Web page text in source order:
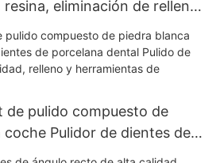
eliminación de rellenos
de pulido compuesto de
Pulidor de dientes de
de resina oral de alta